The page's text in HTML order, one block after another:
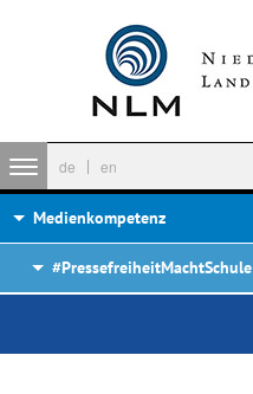
de en
Medienkompetenz
#PressefreiheitMachtSchule